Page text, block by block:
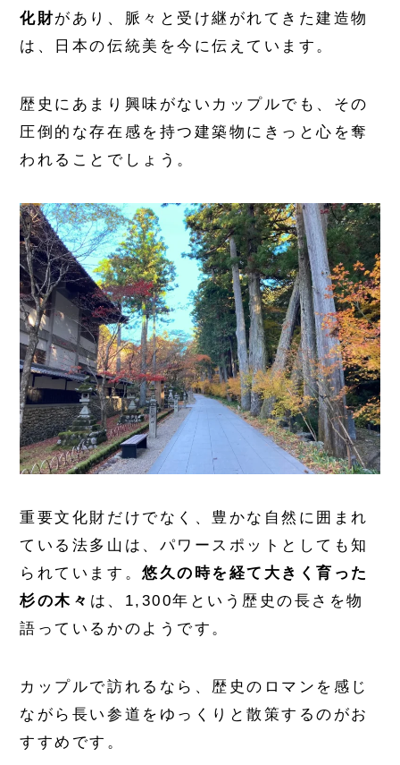
化財があり、脈々と受け継がれてきた建造物
は、日本の伝統美を今に伝えています。
歴史にあまり興味がないカップルでも、その
圧倒的な存在感を持つ建築物にきっと心を奪
われることでしょう。
重要文化財だけでなく、豊かな自然に囲まれ
ている法多山は、パワースポットとしても知
られています。悠久の時を経て大きく育った
杉の木々 は、1,300年という歴史の長さを物
語っているかのようです。
カップルで訪れるなら、歴史のロマンを感じ
ながら長い参道をゆっくりと散策するのがお
すすめです。